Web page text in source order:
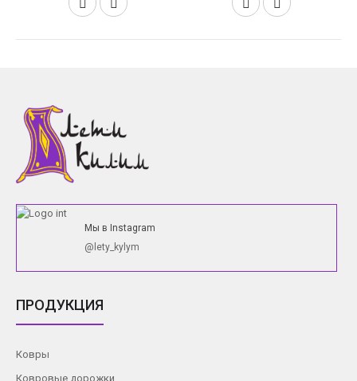
Мы в Instagram
@lety_kylym
ПРОДУКЦИЯ
Ковры
Ковровые дорожки